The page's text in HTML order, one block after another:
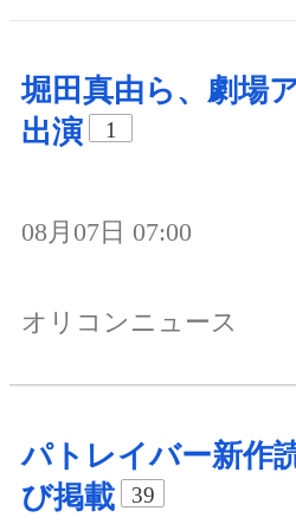
堀田真由ら、劇場
出演
1
08月07日 07:00
オリコンニュース
パトレイバー新作
び掲載
39